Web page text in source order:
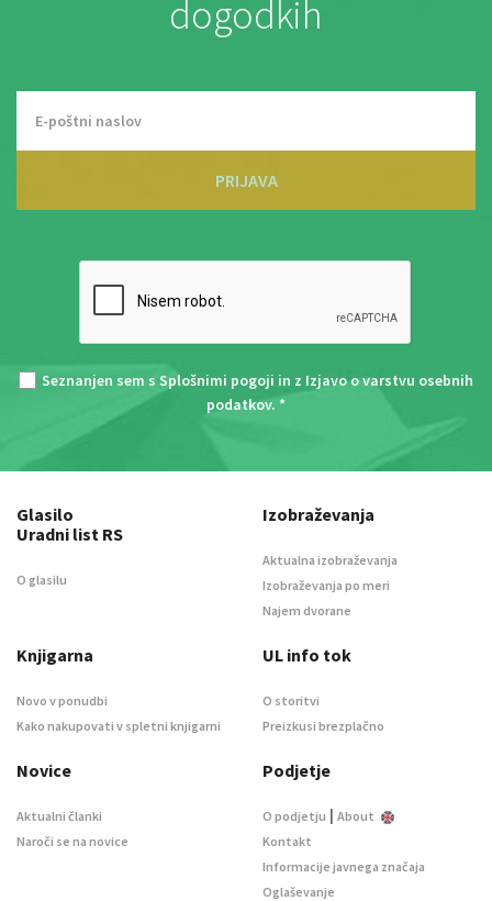
dogodkih
PRIJAVA
Seznanjen sem s Splošnimi pogoji in z Izjavo o varstvu osebnih
podatkov. *
Glasilo
Uradni list RS
O glasilu
Izobraževanja
Aktualna izobraževanja
Izobraževanja po meri
Najem dvorane
Knjigarna
Novo v ponudbi
Kako nakupovati v spletni knjigarni
UL info tok
O storitvi
Preizkusi brezplačno
Novice
Aktualni članki
Naroči se na novice
Podjetje
O podjetju | About
Kontakt
Informacije javnega značaja
Oglaševanje